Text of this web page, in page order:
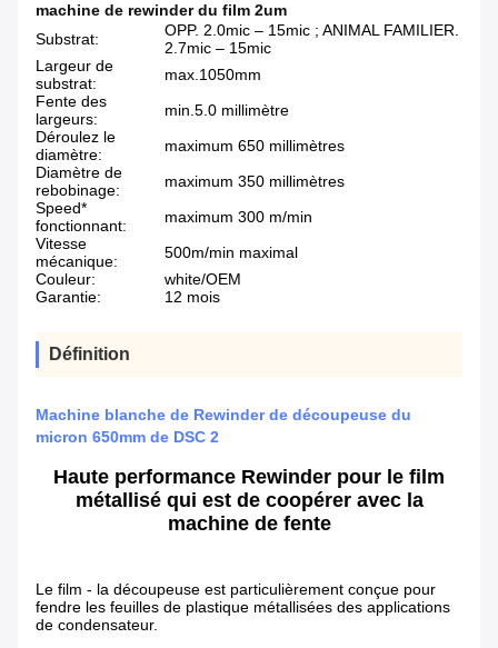
machine de rewinder du film 2um
Substrat:
OPP. 2.0mic – 15mic ; ANIMAL FAMILIER.
2.7mic – 15mic
Largeur de
substrat:
max.1050mm
Fente des
largeurs:
min.5.0 millimètre
Déroulez le
diamètre:
maximum 650 millimètres
Diamètre de
rebobinage:
maximum 350 millimètres
Speed*
fonctionnant:
maximum 300 m/min
Vitesse
mécanique:
500m/min maximal
Couleur:
white/OEM
Garantie:
12 mois
Définition
Machine blanche de Rewinder de découpeuse du
micron 650mm de DSC 2
Haute performance Rewinder pour le film
métallisé qui est de coopérer avec la
machine de fente
Le film - la découpeuse est particulièrement conçue pour
fendre les feuilles de plastique métallisées des applications
de condensateur.